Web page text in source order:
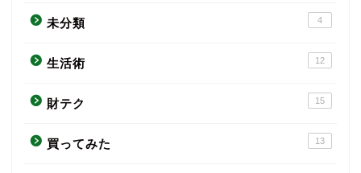
未分類 4
生活術 12
財テク 15
買ってみた 13